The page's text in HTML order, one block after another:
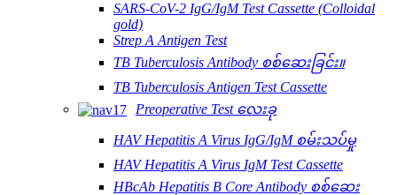
SARS-CoV-2 IgG/IgM Test Cassette (Colloidal
gold)
Strep A Antigen Test
TB Tuberculosis Antibody စစ်ဆေးခြင်း။
TB Tuberculosis Antigen Test Cassette
Preoperative Test လေးခု
HAV Hepatitis A Virus IgG/IgM စမ်းသပ်မှု
HAV Hepatitis A Virus IgM Test Cassette
HBcAb Hepatitis B Core Antibody စစ်ဆေး